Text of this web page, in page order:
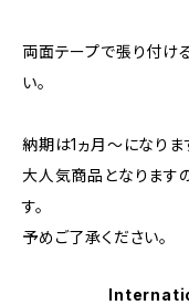
両面テープで張り付け
い。
納期は1ヵ月～になりま
大人気商品となります
す。
予めご了承ください。